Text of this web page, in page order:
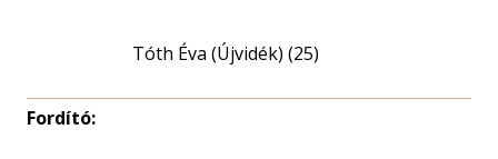
Tóth Éva (Újvidék) (25)
Fordító: